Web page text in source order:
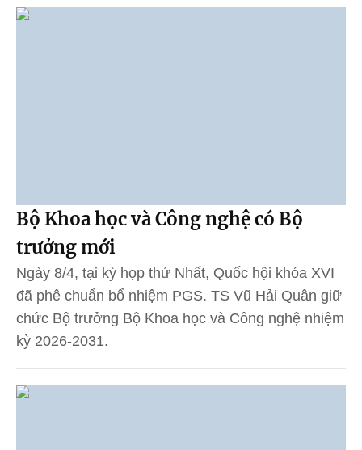
Bộ Khoa học và Công nghệ có Bộ
trưởng mới
Ngày 8/4, tại kỳ họp thứ Nhất, Quốc hội khóa XVI
đã phê chuẩn bổ nhiệm PGS. TS Vũ Hải Quân giữ
chức Bộ trưởng Bộ Khoa học và Công nghệ nhiệm
kỳ 2026-2031.